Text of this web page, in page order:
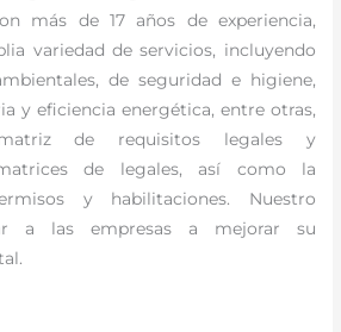
más de 17 años de experiencia,
variedad de servicios, incluyendo
de seguridad e higiene,
y eficiencia energética, entre otras,
de requisitos legales y
de legales, así como la
y habilitaciones. Nuestro
a las empresas a mejorar su